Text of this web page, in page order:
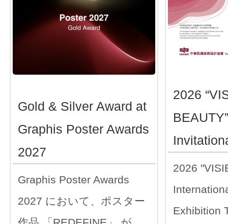
2026
2026
Exhibition
Gold & Silver Award at
Graphis Poster Awards
2027
Graphis Poster Awards
2027 において、ポスター